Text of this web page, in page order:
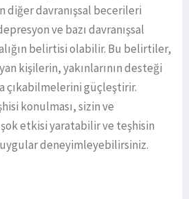
davranışsal becerileri
ve bazı davranışsal
belirtisi olabilir. Bu belirtiler,
kişilerin, yakınlarının desteği
çıkabilmelerini güçleştirir.
konulması, sizin ve
etkisi yaratabilir ve teşhisin
deneyimleyebilirsiniz.